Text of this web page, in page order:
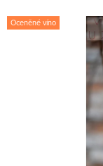
Oceněné víno